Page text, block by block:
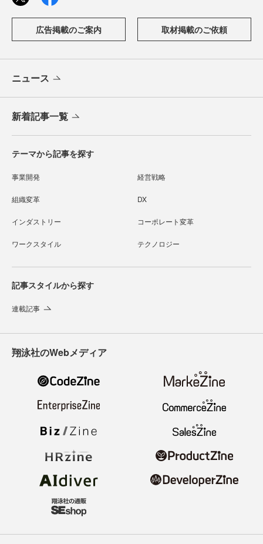
広告掲載のご案内 取材掲載のご依頼
ニュース
新着記事一覧
テーマから記事を探す
事業開発 経営戦略
組織変革 DX
インダストリー コーポレート変革
ワークスタイル テクノロジー
記事スタイルから探す
連載記事
翔泳社のWebメディア